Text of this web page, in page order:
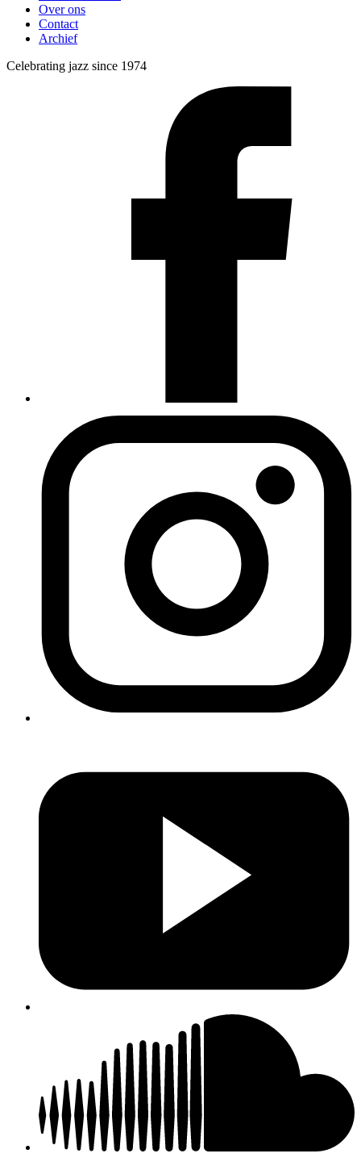
Over ons
Contact
Archief
Celebrating jazz since 1974